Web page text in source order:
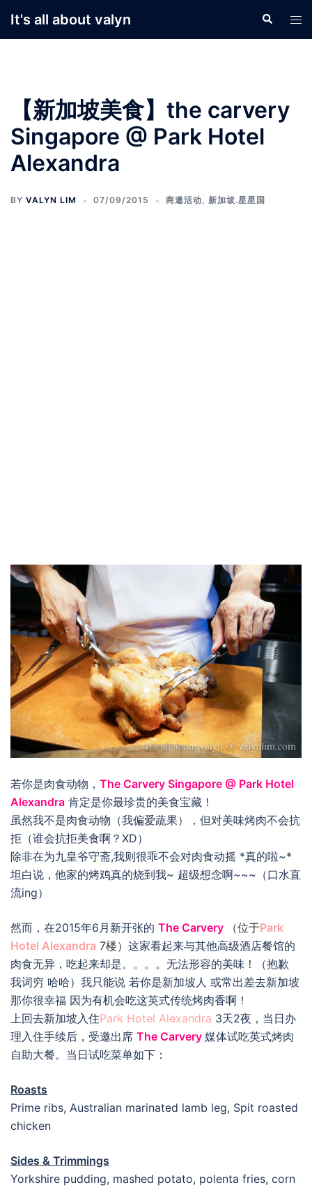
It's all about valyn Search
【新加坡美食】the carvery
Singapore @ Park Hotel
Alexandra
BY VALYN LIM 07/09/2015 商邀活动, 新加坡.星星国
若你是肉食动物， The Carvery Singapore @ Park Hotel
Alexandra 肯定是你最珍贵的美食宝藏！
虽然我不是肉食动物（我偏爱蔬果），但对美味烤肉不会抗
拒（谁会抗拒美食啊？XD）
除非在为九皇爷守斋,我则很乖不会对肉食动摇 *真的啦~*
坦白说，他家的烤鸡真的烧到我~ 超级想念啊~~~（口水直
流ing）
然而，在2015年6月新开张的 The Carvery （位于Park
Hotel Alexandra 7楼） 这家看起来与其他高级酒店餐馆的
肉食无异，吃起来却是。。。。无法形容的美味！（抱歉
我词穷 哈哈）我只能说 若你是新加坡人 或常出差去新加坡
那你很幸福 因为有机会吃这英式传统烤肉香啊！
上回去新加坡入住Park Hotel Alexandra 3天2夜，当日办
理入住手续后，受邀出席 The Carvery 媒体试吃英式烤肉
自助大餐。当日试吃菜单如下：
Roasts
Prime ribs, Australian marinated lamb leg, Spit roasted
chicken
Sides & Trimmings
Yorkshire pudding, mashed potato, polenta fries, corn